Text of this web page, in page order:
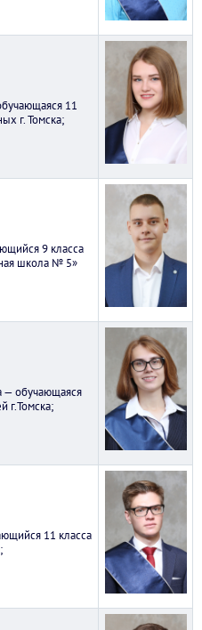
11
г. Томска;
9 класса
школа № 5»
— обучающаяся
г.Томска;
11 класса